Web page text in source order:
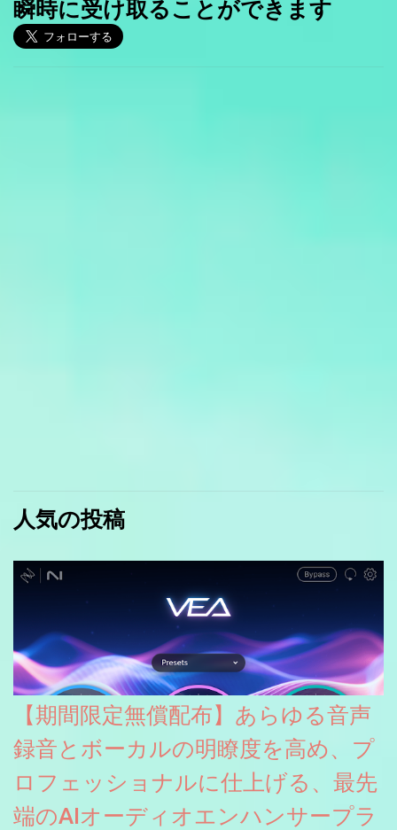
瞬時に受け取ることができます
人気の投稿
【期間限定無償配布】あらゆる音声
録音とボーカルの明瞭度を高め、プ
ロフェッショナルに仕上げる、最先
端のAIオーディオエンハンサープラ